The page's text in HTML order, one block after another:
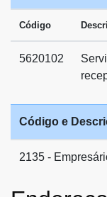
Código
5620102
Código e
2135 -